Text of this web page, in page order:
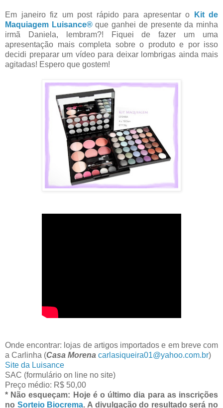
Em janeiro fiz um post rápido para apresentar o
Kit de
Maquiagem Luisance®que ganhei de presente da minha
irmã Daniela, lembram?! Fiquei de fazer um uma
apresentação mais completa sobre o produto e por isso
decidi preparar um vídeo para deixar lombrigas ainda mais
agitadas! Espero que gostem!
Onde encontrar: lojas de artigos importados e em breve com
a Carlinha (Casa Morena carlasiqueira01@yahoo.com.br)
Site da Luisance
SAC (formulário on line no site)
Preço médio: R$ 50,00
* Não esqueçam: Hoje é o último dia para as inscrições
no Sorteio Biocrema. A divulgação do resultado será no